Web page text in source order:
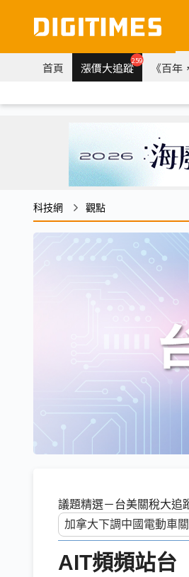
首頁 漲價大追蹤259 《百
科技網 觀點
議題精選－台美關稅大追
AIT頻頻站台